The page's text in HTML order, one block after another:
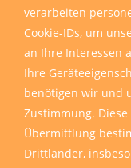
verarbeiten
Cookie-IDs, um
an Ihre Interessen
Ihre
benötigen wir und
Zustimmung.
Übermittlung
Drittländer,